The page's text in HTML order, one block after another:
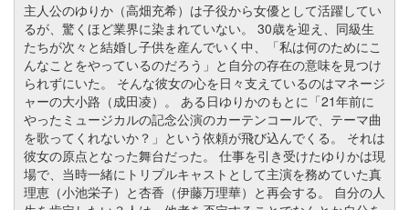
主人公のゆりか（高畑充希）は子役から女優として活躍してい
るが、驚くほど業界に染まれていない。 30歳を迎え、同級生
たちが次々と結婚し子供を産んでいく中、「私は何のためにこ
んなことをやっているのだろう」と自分の存在の意味を見つけ
られずにいた。 そんな彼女の心を日々支えているのはマネージ
ャーの大小路（成田凌）。 ある日ゆりかのもとに「21年前に
やったミュージカルの記念公演のカーテンコールで、テーマ曲
を歌ってくれないか？」という依頼が飛び込んでくる。 それは
彼女の原点となった舞台だった。 仕事を引き受けたゆりかは現
場で、当時一緒にトリプルキャストとして主演を務めていた真
理恵（小池栄子）と杏香（伊藤万理華）と再会する。 自分の人